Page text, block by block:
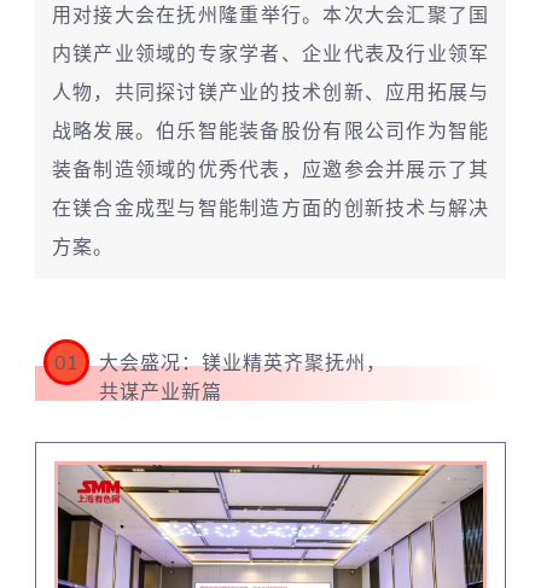
用对接大会在抚州隆重举行。本次大会汇聚了国
内镁产业领域的专家学者、企业代表及行业领军
人物，共同探讨镁产业的技术创新、应用拓展与
战略发展。伯乐智能装备股份有限公司作为智能
装备制造领域的优秀代表，应邀参会并展示了其
在镁合金成型与智能制造方面的创新技术与解决
方案。
01
大会盛况：镁业精英齐聚抚州，
共谋产业新篇